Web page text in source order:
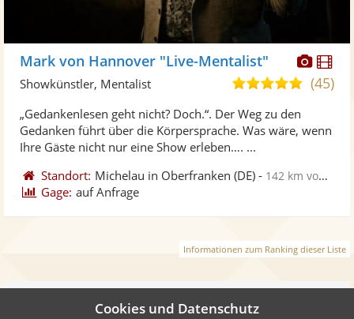
Mark von Hannover "Live-Mentalist"
4,9(45)
Showkünstler, Mentalist
„Gedankenlesen geht nicht? Doch.“. Der Weg zu den
Gedanken führt über die Körpersprache. Was wäre, wenn
Ihre Gäste nicht nur eine Show erleben…. ...
Standort: Michelau in Oberfranken (DE) - 142 km von Aschaffenburg
Gage: auf Anfrage
Informationen zum Ranking dieser Liste
Weiter
Cookies und Datenschutz